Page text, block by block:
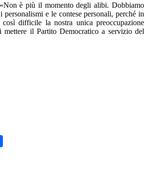
è più il momento degli alibi. Dobbiamo
personalismi e le contese personali, perché in
difficile la nostra unica preoccupazione
mettere il Partito Democratico a servizio del